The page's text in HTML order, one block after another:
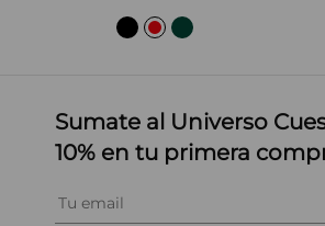
Sumate al Universo
10% en tu primera